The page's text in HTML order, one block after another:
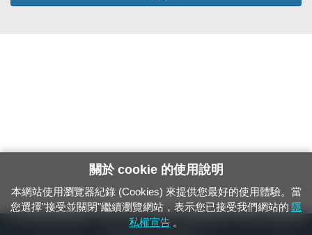
24小時緊急通報電話：1933（市話、手機，僅限發現軌道、平交道、橋樑及隧
關於 cookie 的使用說明
本網站使用瀏覽器紀錄 (Cookies) 來提供您最好的使用體驗。當
您選擇"接受並關閉"繼續瀏覽網站，表示您已接受我們網站的 隱
私權宣告 。